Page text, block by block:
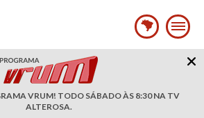
VRUM! TODO SÁBADO ÀS 8:30 NA TV
ALTEROSA.